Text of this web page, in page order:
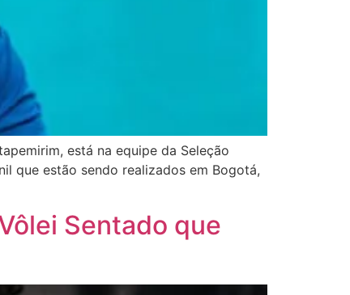
está na equipe da Seleção
que estão sendo realizados em Bogotá,
Sentado que